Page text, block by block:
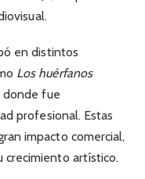
en distintos
Los huérfanos
fue
profesional. Estas
impacto comercial,
crecimiento artístico.